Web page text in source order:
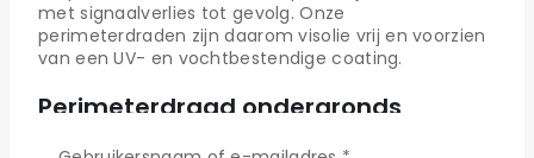
met signaalverlies tot gevolg. Onze
perimeterdraden zijn daarom visolie vrij en voorzien
van een UV- en vochtbestendige coating.
Perimeterdraad ondergronds
aanleggen